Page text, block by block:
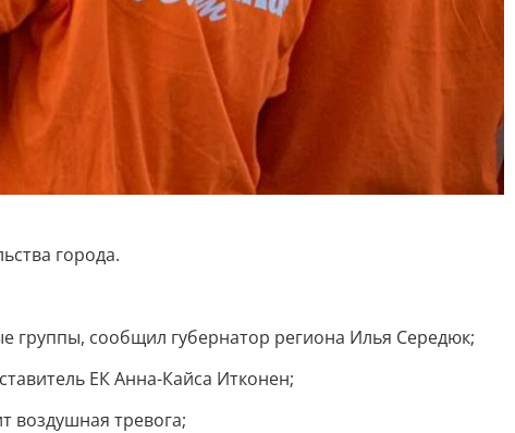
города.
сообщил губернатор региона Илья Середюк;
ЕК Анна-Кайса Итконен;
воздушная тревога;